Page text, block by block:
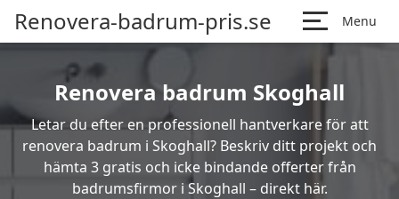
Renovera-badrum-pris.se Menu
Renovera badrum Skoghall
Letar du efter en professionell hantverkare för att
renovera badrum i Skoghall? Beskriv ditt projekt och
hämta 3 gratis och icke bindande offerter från
badrumsfirmor i Skoghall – direkt här.